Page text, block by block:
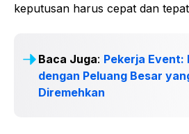
keputusan harus cepat dan
Baca Juga: Pekerja Event:
dengan Peluang Besar
Diremehkan